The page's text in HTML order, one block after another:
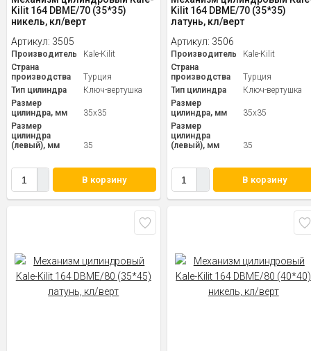
Kilit 164 DBME/70 (35*35)
никель, кл/верт
Артикул: 3505
Производитель
Kale-Kilit
Страна
производства
Турция
Тип цилиндра
Ключ-вертушка
Размер
цилиндра, мм
35x35
Размер
цилиндра
(левый), мм
35
В корзину
Kilit 164 DBME/70 (35*35)
латунь, кл/верт
Артикул: 3506
Производитель
Kale-Kilit
Страна
производства
Турция
Тип цилиндра
Ключ-вертушка
Размер
цилиндра, мм
35x35
Размер
цилиндра
(левый), мм
35
В корзину